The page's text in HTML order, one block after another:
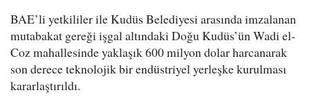
BAE’li yetkililer ile Kudüs Belediyesi arasında imzalanan
mutabakat gereği işgal altındaki Doğu Kudüs’ün Wadi el-
Coz mahallesinde yaklaşık 600 milyon dolar harcanarak
son derece teknolojik bir endüstriyel yerleşke kurulması
kararlaştırıldı.